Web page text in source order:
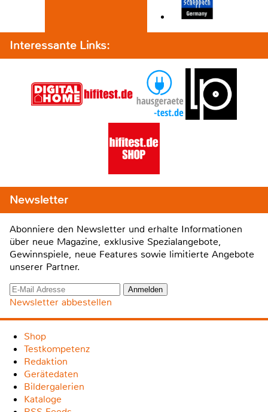
Interessante Links:
Newsletter
Abonniere den Newsletter und erhalte Informationen
über neue Magazine, exklusive Spezialangebote,
Gewinnspiele, neue Features sowie limitierte Angebote
unserer Partner.
Newsletter abbestellen
Shop
Testkompetenz
Redaktion
Gerätedaten
Bildergalerien
Kataloge